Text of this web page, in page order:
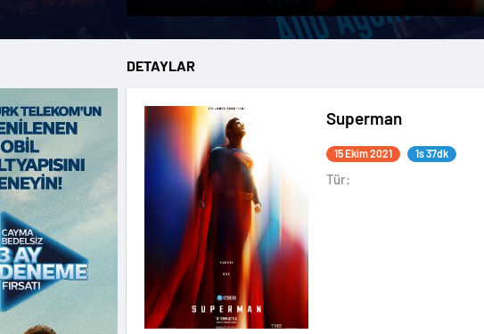
DETAYLAR
Superman
15 Ekim 2021 1s 37dk
Tür: